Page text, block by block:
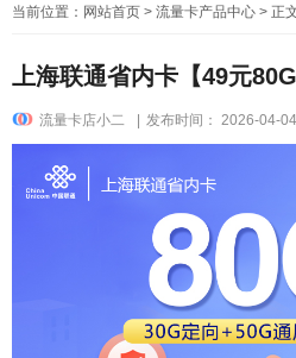
当前位置： 网站首页 > 流量卡产品中心 > 正
上海联通省内卡【49元
流量卡店小二 发布时间： 2026-04-04